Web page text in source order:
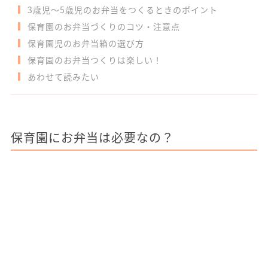
3歳児～5歳児のお弁当をつくるときのポイント
保育園のお弁当づくりのコツ・注意点
保育園児のお弁当箱の選び方
保育園のお弁当つくりは楽しい！
あわせて読みたい
保育園にお弁当は必要なの？